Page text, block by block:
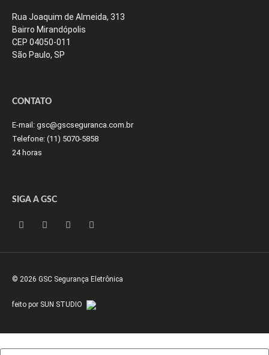
Rua Joaquim de Almeida, 313
Bairro Mirandópolis
CEP 04050-011
São Paulo, SP
CONTATO
E-mail: gsc@gscseguranca.com.br
Telefone: (11) 5070-5858
24 horas
SIGA A GSC
© 2026 GSC Segurança Eletrônica
feito por SUN STUDIO